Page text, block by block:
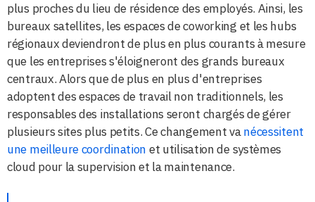
plus proches du lieu de résidence des employés. Ainsi, les
bureaux satellites, les espaces de coworking et les hubs
régionaux deviendront de plus en plus courants à mesure
que les entreprises s'éloigneront des grands bureaux
centraux. Alors que de plus en plus d'entreprises
adoptent des espaces de travail non traditionnels, les
responsables des installations seront chargés de gérer
plusieurs sites plus petits. Ce changement vanécessitent
une meilleure coordination et utilisation de systèmes
cloud pour la supervision et la maintenance.